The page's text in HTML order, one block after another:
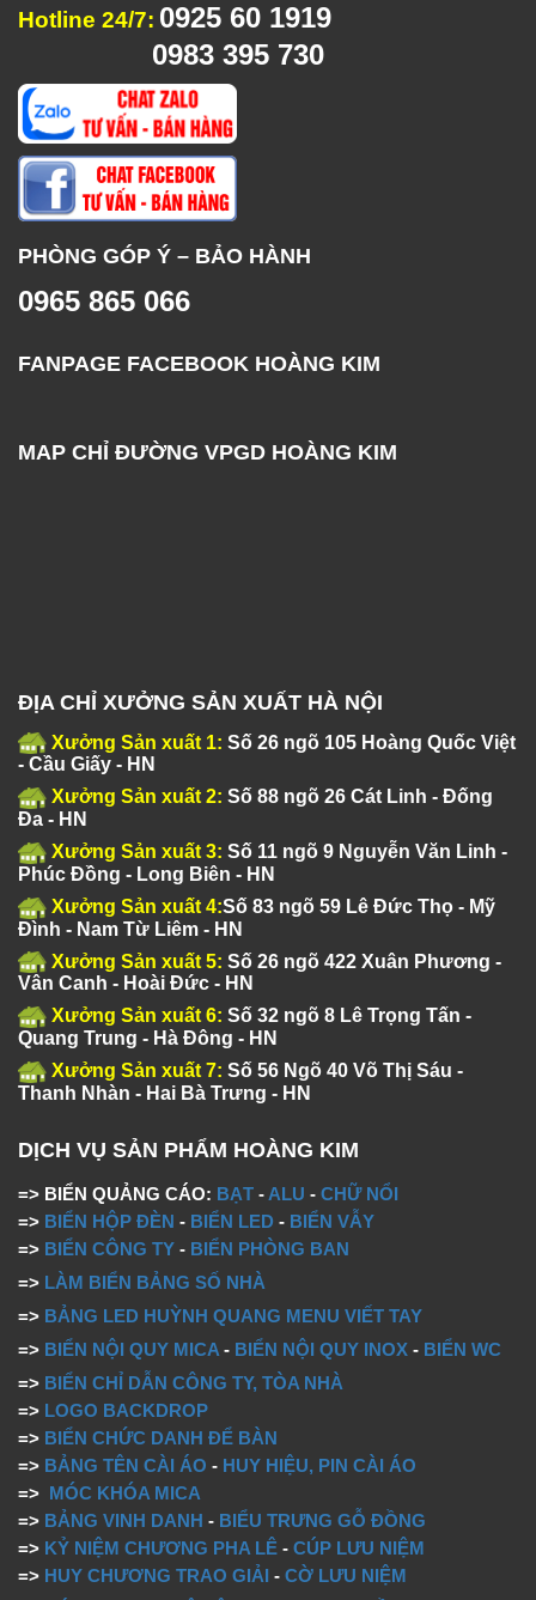
Hotline 24/7: 0925 60 1919
0983 395 730
PHÒNG GÓP Ý – BẢO HÀNH
0965 865 066
FANPAGE FACEBOOK HOÀNG KIM
MAP CHỈ ĐƯỜNG VPGD HOÀNG KIM
ĐỊA CHỈ XƯỞNG SẢN XUẤT HÀ NỘI
Xưởng Sản xuất 1: Số 26 ngõ 105 Hoàng Quốc Việt
- Cầu Giấy - HN
Xưởng Sản xuất 2: Số 88 ngõ 26 Cát Linh - Đống
Đa - HN
Xưởng Sản xuất 3: Số 11 ngõ 9 Nguyễn Văn Linh -
Phúc Đồng - Long Biên - HN
Xưởng Sản xuất 4:Số 83 ngõ 59 Lê Đức Thọ - Mỹ
Đình - Nam Từ Liêm - HN
Xưởng Sản xuất 5: Số 26 ngõ 422 Xuân Phương -
Vân Canh - Hoài Đức - HN
Xưởng Sản xuất 6: Số 32 ngõ 8 Lê Trọng Tấn -
Quang Trung - Hà Đông - HN
Xưởng Sản xuất 7: Số 56 Ngõ 40 Võ Thị Sáu -
Thanh Nhàn - Hai Bà Trưng - HN
DỊCH VỤ SẢN PHẨM HOÀNG KIM
=> BIỂN QUẢNG CÁO: BẠT - ALU - CHỮ NỔI
=> BIỂN HỘP ĐÈN - BIỂN LED - BIỂN VẪY
=> BIỂN CÔNG TY - BIỂN PHÒNG BAN
=> LÀM BIỂN BẢNG SỐ NHÀ
=> BẢNG LED HUỲNH QUANG MENU VIẾT TAY
=> BIỂN NỘI QUY MICA - BIỂN NỘI QUY INOX - BIỂN WC
=> BIỂN CHỈ DẪN CÔNG TY, TÒA NHÀ
=> LOGO BACKDROP
=> BIỂN CHỨC DANH ĐỂ BÀN
=> BẢNG TÊN CÀI ÁO - HUY HIỆU, PIN CÀI ÁO
=> MÓC KHÓA MICA
=> BẢNG VINH DANH - BIỂU TRƯNG GỖ ĐỒNG
=> KỶ NIỆM CHƯƠNG PHA LÊ - CÚP LƯU NIỆM
=> HUY CHƯƠNG TRAO GIẢI - CỜ LƯU NIỆM